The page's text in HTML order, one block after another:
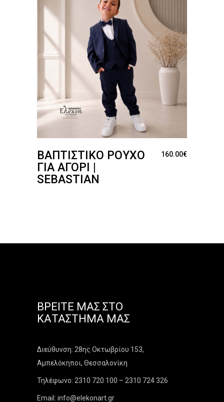
ΒΑΠΤΙΣΤΙΚΌ ΡΟΎΧΟ
ΓΙΑ ΑΓΌΡΙ |
SEBASTIAN
160.00€
ΒΡΕΊΤΕ ΜΑΣ ΣΤΟ
ΚΑΤΆΣΤΗΜΑ ΜΑΣ
Διεύθυνση: 28ης Οκτωβρίου 153,
Αμπελόκηποι, Θεσσαλονίκη
Τηλέφωνο: 2310 720 100 – 2310 724 326
Email: info@elekonart.gr